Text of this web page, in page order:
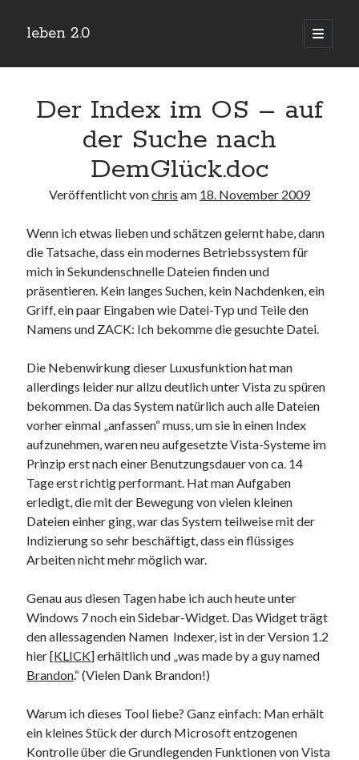
leben 2.0
öffnen
Sidebar
Neueste Beiträge
Minecraft-Server
25. November 2018
Leben 2.0 Reloaded (?)
18. November 2018
icinga critical/config: Error: Stack overflow while evaluating expression:
1. April 2018
9. März 2018
Neueste Kommentare
Michael
the wink of nintendo DS lite
chris
VGN-P11Z auf SSD
Jan zuVGN-P11Z auf SSD
Jan
zuVGN-P11Z Downgrade
Marlon
VGN-P11Z auf SSD
Kategorien
Aktion
Allgemein
Gadgets
Mikrocontroller
Raspberry
Web 2.0
Youtube
Der Index im OS – auf
der Suche nach
DemGlück.doc
Veröffentlicht vonchris am 18. November 2009
Wenn ich etwas lieben und schätzen gelernt habe, dann
die Tatsache, dass ein modernes Betriebssystem für
mich in Sekundenschnelle Dateien finden und
präsentieren. Kein langes Suchen, kein Nachdenken, ein
Griff, ein paar Eingaben wie Datei-Typ und Teile den
Namens und ZACK: Ich bekomme die gesuchte Datei.
Die Nebenwirkung dieser Luxusfunktion hat man
allerdings leider nur allzu deutlich unter Vista zu spüren
bekommen. Da das System natürlich auch alle Dateien
vorher einmal „anfassen“ muss, um sie in einen Index
aufzunehmen, waren neu aufgesetzte Vista-Systeme im
Prinzip erst nach einer Benutzungsdauer von ca. 14
Tage erst richtig performant. Hat man Aufgaben
erledigt, die mit der Bewegung von vielen kleinen
Dateien einher ging, war das System teilweise mit der
Indizierung so sehr beschäftigt, dass ein flüssiges
Arbeiten nicht mehr möglich war.
Genau aus diesen Tagen habe ich auch heute unter
Windows 7 noch ein Sidebar-Widget. Das Widget trägt
den allessagenden Namen Indexer, ist in der Version 1.2
hier [KLICK] erhältlich und „was made by a guy named
Brandon.“ (Vielen Dank Brandon!)
Warum ich dieses Tool liebe? Ganz einfach: Man erhält
ein kleines Stück der durch Microsoft entzogenen
Kontrolle über die Grundlegenden Funktionen von Vista